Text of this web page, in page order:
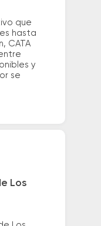
que
hasta
CATA
y
se
Los